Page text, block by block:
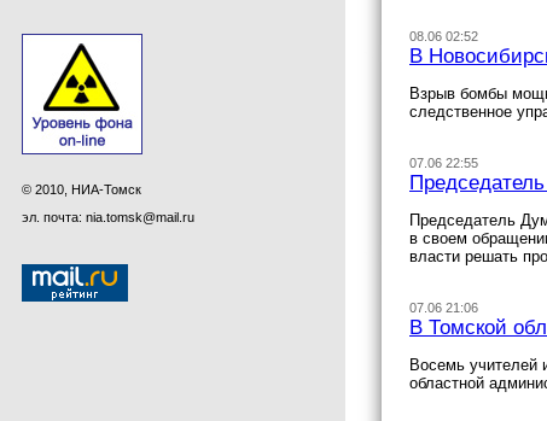
© 2010, НИА-Томск
эл. почта: nia.tomsk@mail.ru
08.06 02:52
В
Взрыв бомбы
следственное
07.06 22:55
Председатель
в своем
власти решать
07.06 21:06
В Томской
Восемь учителей
областной